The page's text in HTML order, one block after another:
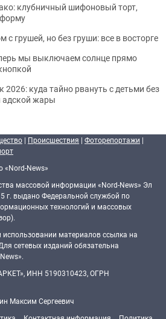
клубничный шифоновый торт,
с грушей, но без груши: все в восторге
мы выключаем солнце прямо
2026: куда тайно рвануть с детьми без
адской жары
| Происшествия | Фоторепортажи |
«Nord-News»
массовой информации «Nord-News» Эл
г. выдано Федеральной службой по
технологий и массовых
материалов ссылка на
сетевых изданий обязательна
ИНН 5190310423, ОГРН
Максим Сергеевич